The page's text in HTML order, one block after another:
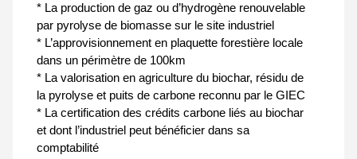
* La production de gaz ou d’hydrogène renouvelable
par pyrolyse de biomasse sur le site industriel
* L’approvisionnement en plaquette forestière locale
dans un périmètre de 100km
* La valorisation en agriculture du biochar, résidu de
la pyrolyse et puits de carbone reconnu par le GIEC
* La certification des crédits carbone liés au biochar
et dont l’industriel peut bénéficier dans sa
comptabilité